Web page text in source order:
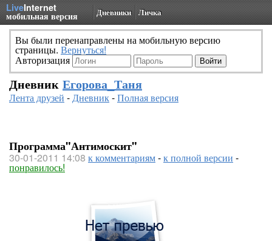
LiveInternet
мобильная версия Дневники Личка
Вы были перенаправлены на мобильную версию
страницы. Вернуться!
Авторизация
Дневник Егорова_Таня
Лента друзей -Дневник-Полная версия
Программа"Антимоскит"
30-01-2011 14:08 к комментариям-к полной версии -
понравилось!